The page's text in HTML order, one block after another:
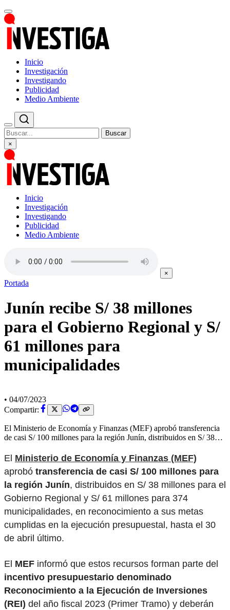
Inicio
Investigación
Investigando
Publicidad
Medio Ambiente
Buscar
×
Inicio
Investigación
Investigando
Publicidad
Medio Ambiente
×
Portada
Junín recibe S/ 38 millones
para el Gobierno Regional y S/
61 millones para
municipalidades
• 04/07/2023
Compartir:
El Ministerio de Economía y Finanzas (MEF) aprobó transferencia
de casi S/ 100 millones para la región Junín, distribuidos en S/ 38…
El Ministerio de Economía y Finanzas (MEF)
aprobó transferencia de casi S/ 100 millones para
la región Junín, distribuidos en S/ 38 millones para el
Gobierno Regional y S/ 61 millones para 374
municipalidades, en reconocimiento a sus metas
cumplidas en la ejecución presupuestal, hasta el 30
de abril último.
El MEF informó que estos recursos forman parte del
incentivo presupuestario denominado
Reconocimiento a la Ejecución de Inversiones
(REI) del año fiscal 2023 (Primer Tramo) y deberán